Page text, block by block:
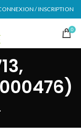
/ INSCRIPTION
0